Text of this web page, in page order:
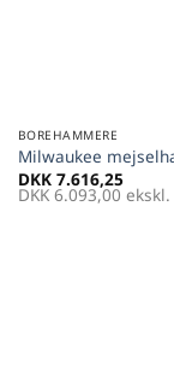
BOREHAMMERE
Milwaukee
DKK 7.616,25
DKK 6.093,00